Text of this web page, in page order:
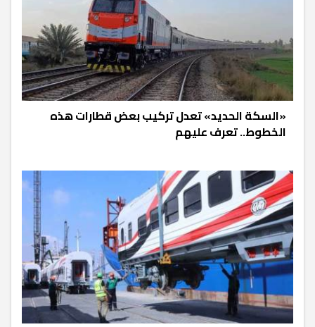
«السكة الحديد» تعدل تركيب بعض قطارات هذه
الخطوط.. تعرف عليهم